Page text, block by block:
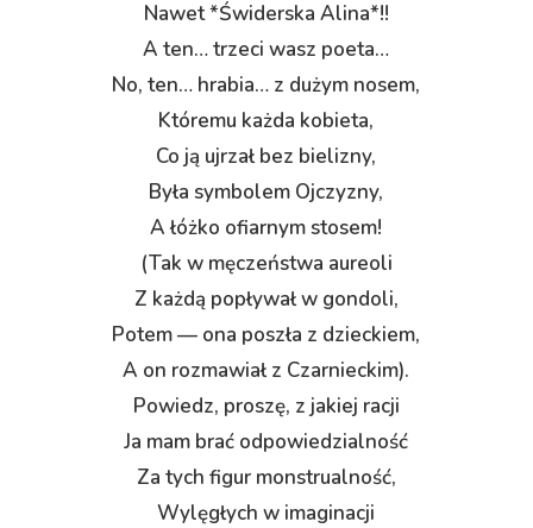
Nawet *Świderska Alina*!!
A ten… trzeci wasz poeta…
No, ten… hrabia… z dużym nosem,
Któremu każda kobieta,
Co ją ujrzał bez bielizny,
Była symbolem Ojczyzny,
A łóżko ofiarnym stosem!
(Tak w męczeństwa aureoli
Z każdą popływał w gondoli,
Potem — ona poszła z dzieckiem,
A on rozmawiał z Czarnieckim).
Powiedz, proszę, z jakiej racji
Ja mam brać odpowiedzialność
Za tych figur monstrualność,
Wylęgłych w imaginacji